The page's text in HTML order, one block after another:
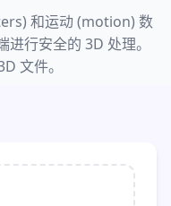
和运动 (motion) 数
行安全的 3D 处理。
文件。